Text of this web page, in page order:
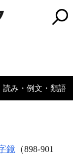
読み・例文・類語
鏡 （898‐901